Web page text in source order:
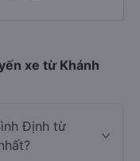
xe từ Khánh
Định từ